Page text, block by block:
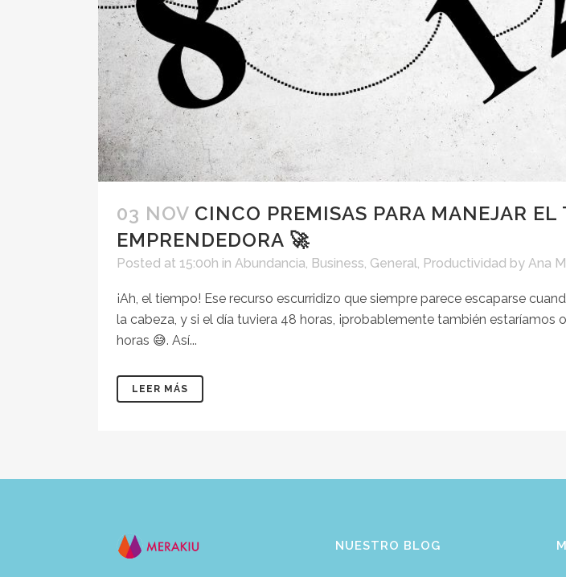
03 NOV CINCO PREMISAS PARA MANEJAR
EMPRENDEDORA 🚀
Posted at 15:00h in Abundancia, Business, General, Productividad by Ana
¡Ah, el tiempo! Ese recurso escurridizo que siempre parece escaparse
la cabeza, y si el día tuviera 48 horas, ¡probablemente también
horas 😅. Así...
LEER MÁS
NUESTRO BLOG